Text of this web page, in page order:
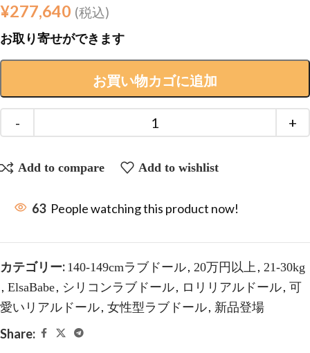
¥277,640 (税込)
お取り寄せができます
お買い物カゴに追加
Add to compare Add to wishlist
63 People watching this product now!
カテゴリー: 140-149cmラブドール, 20万円以上 , 21-30kg
, ElsaBabe, シリコンラブドール, ロリリアルドール, 可
愛いリアルドール, 女性型ラブドール, 新品登場
Share: